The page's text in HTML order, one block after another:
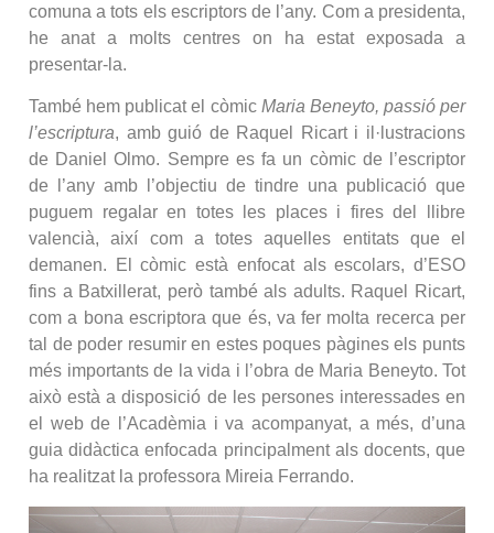
comuna a tots els escriptors de l’any. Com a presidenta,
he anat a molts centres on ha estat exposada a
presentar-la.
També hem publicat el còmic Maria Beneyto, passió per
l’escriptura, amb guió de Raquel Ricart i il·lustracions
de Daniel Olmo. Sempre es fa un còmic de l’escriptor
de l’any amb l’objectiu de tindre una publicació que
puguem regalar en totes les places i fires del llibre
valencià, així com a totes aquelles entitats que el
demanen. El còmic està enfocat als escolars, d’ESO
fins a Batxillerat, però també als adults. Raquel Ricart,
com a bona escriptora que és, va fer molta recerca per
tal de poder resumir en estes poques pàgines els punts
més importants de la vida i l’obra de Maria Beneyto. Tot
això està a disposició de les persones interessades en
el web de l’Acadèmia i va acompanyat, a més, d’una
guia didàctica enfocada principalment als docents, que
ha realitzat la professora Mireia Ferrando.